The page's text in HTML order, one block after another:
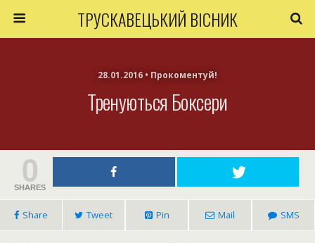
ТРУСКАВЕЦЬКИЙ ВІСНИК
28.01.2016 • Прокоментуй!
Тренуються Боксери
0
SHARES
Share Tweet Pin Mail SMS